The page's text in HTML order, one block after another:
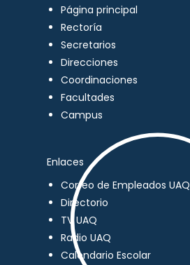
Página principal
Rectoría
Secretarios
Direcciones
Coordinaciones
Facultades
Campus
Enlaces
Correo de Empleados UAQ
Directorio
TV UAQ
Radio UAQ
Calendario Escolar